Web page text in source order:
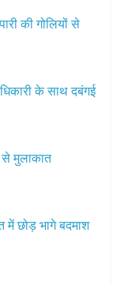
की गोलियों से
के साथ दबंगई
से मुलाकात
में छोड़ भागे बदमाश